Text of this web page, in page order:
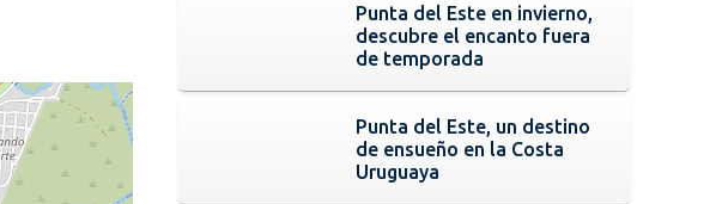
Punta del Este en invierno,
descubre el encanto fuera
de temporada
Punta del Este, un destino
de ensueño en la Costa
Uruguaya